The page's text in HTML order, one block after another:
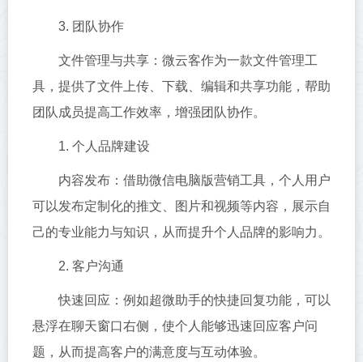
3. 团队协作
文件管理与共享：微云客作为一款文件管理工
具，提供了文件上传、下载、编辑和共享功能，帮助
团队成员提高工作效率，增强团队协作。
1. 个人品牌建设
内容发布：借助微信电脑版营销工具，个人用户
可以发布定制化的推文、图片和视频等内容，展示自
己的专业能力与知识，从而提升个人品牌的影响力。
2. 客户沟通
快速回应：例如超微助手的快捷回复功能，可以
悬浮在聊天窗口右侧，使个人能够迅速回应客户问
题，从而提高客户的满意度与互动体验。